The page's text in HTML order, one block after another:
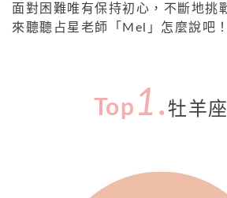
面對困難唯有保持初心，不斷地挑
來聽聽占星老師「Mel」怎麼說吧！
Top 1. 牡羊座